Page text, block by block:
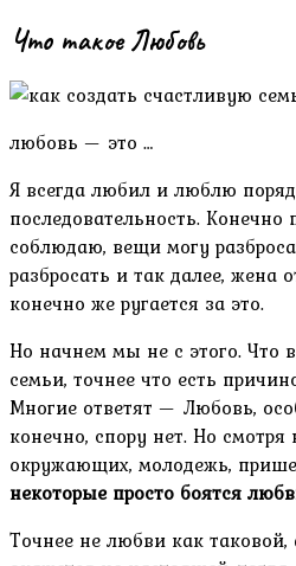
Что такое Любовь
любовь — это …
Я всегда любил и люблю
последовательность. Конечно
соблюдаю, вещи могу
разбросать и так далее, жена
конечно же ругается за это.
Но начнем мы не с этого. Что
семьи, точнее что есть
Многие ответят — Любовь,
конечно, спору нет. Но
окружающих, молодежь,
некоторые просто боятся
Точнее не любви как таковой,